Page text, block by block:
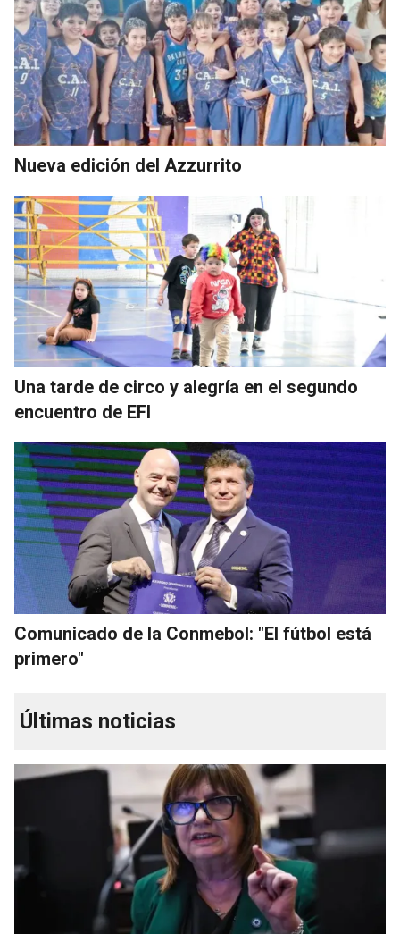
Nueva edición del Azzurrito
Una tarde de circo y alegría en el segundo
encuentro de EFI
Comunicado de la Conmebol: "El fútbol está
primero"
Últimas noticias